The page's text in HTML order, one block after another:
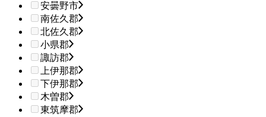
安曇野市
南佐久郡
北佐久郡
小県郡
諏訪郡
上伊那郡
下伊那郡
木曽郡
東筑摩郡